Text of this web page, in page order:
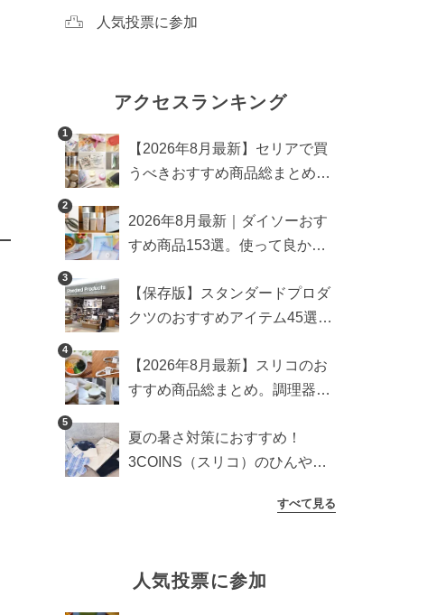
人気投票に参加
アクセスランキング
1
【2026年8月最新】セリアで買
うべきおすすめ商品総まとめ。
2
2026年8月最新｜ダイソーおす
すめ商品153選。使って良かっ
3
【保存版】スタンダードプロダ
クツのおすすめアイテム45選。
4
【2026年8月最新】スリコのお
すすめ商品総まとめ。調理器具
5
夏の暑さ対策におすすめ！
3COINS（スリコ）のひんやり
すべて見る
人気投票に参加